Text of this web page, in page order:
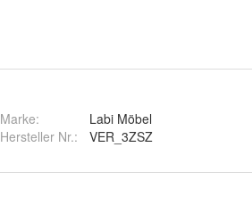
Marke:
Labi Möbel
Hersteller Nr.:
VER_3ZSZ